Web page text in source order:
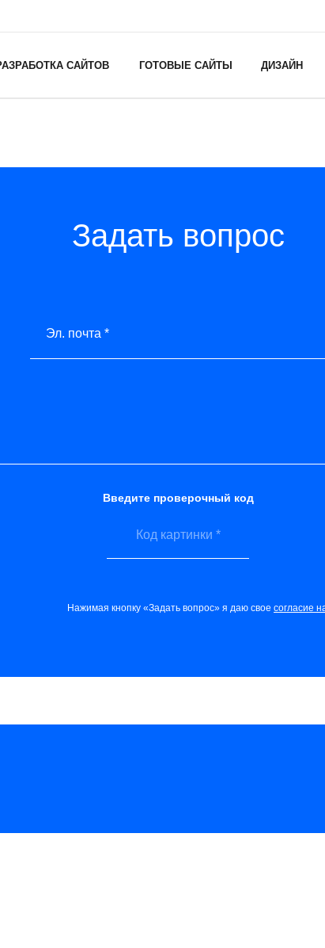
САЙТОВ ГОТОВЫЕ САЙТЫ ДИЗАЙН
Задать вопрос
Эл. почта *
Введите проверочный код
Нажимая кнопку «Задать вопрос» я даю свое согласие